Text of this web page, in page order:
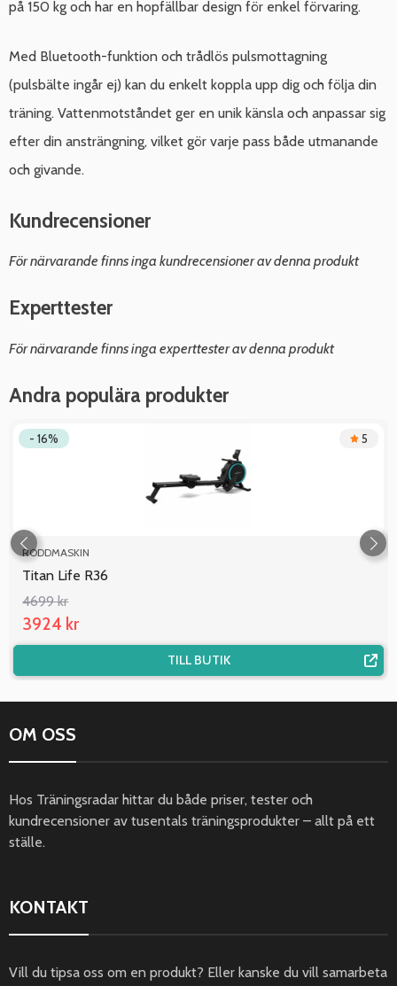
på 150 kg och har en hopfällbar design för enkel förvaring.
Med Bluetooth-funktion och trådlös pulsmottagning
(pulsbälte ingår ej) kan du enkelt koppla upp dig och följa din
träning. Vattenmotståndet ger en unik känsla och anpassar sig
efter din ansträngning, vilket gör varje pass både utmanande
och givande.
Kundrecensioner
För närvarande finns inga kundrecensioner av denna produkt
Experttester
För närvarande finns inga experttester av denna produkt
Andra populära produkter
- 16% 5
RODDMASKIN
Titan Life R36
4699 kr
3924 kr
TILL BUTIK
OM OSS
Hos Träningsradar hittar du både priser, tester och
kundrecensioner av tusentals träningsprodukter – allt på ett
ställe.
KONTAKT
Vill du tipsa oss om en produkt? Eller kanske du vill samarbeta